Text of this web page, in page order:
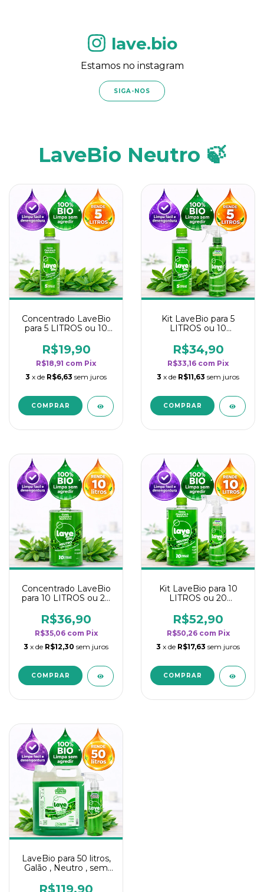
lave.bio
Estamos no instagram
SIGA-NOS
LaveBio Neutro 🍃
Concentrado LaveBio
para 5 LITROS ou 10
rendimento da
categoria - Neutro
R$19,90
R$18,91 com Pix
3 x de R$6,63 sem juros
Kit LaveBio para 5
LITROS ou 10
rendimento da
categoria - Neutro
R$34,90
R$33,16 com Pix
3 x de R$11,63 sem juros
Concentrado LaveBio
para 10 LITROS ou 20
rendimento da
categoria - Neutro
R$36,90
R$35,06 com Pix
3 x de R$12,30 sem juros
Kit LaveBio para 10
LITROS ou 20
rendimento da
categoria - Neutro
R$52,90
R$50,26 com Pix
3 x de R$17,63 sem juros
LaveBio para 50 litros,
Galão , Neutro , sem